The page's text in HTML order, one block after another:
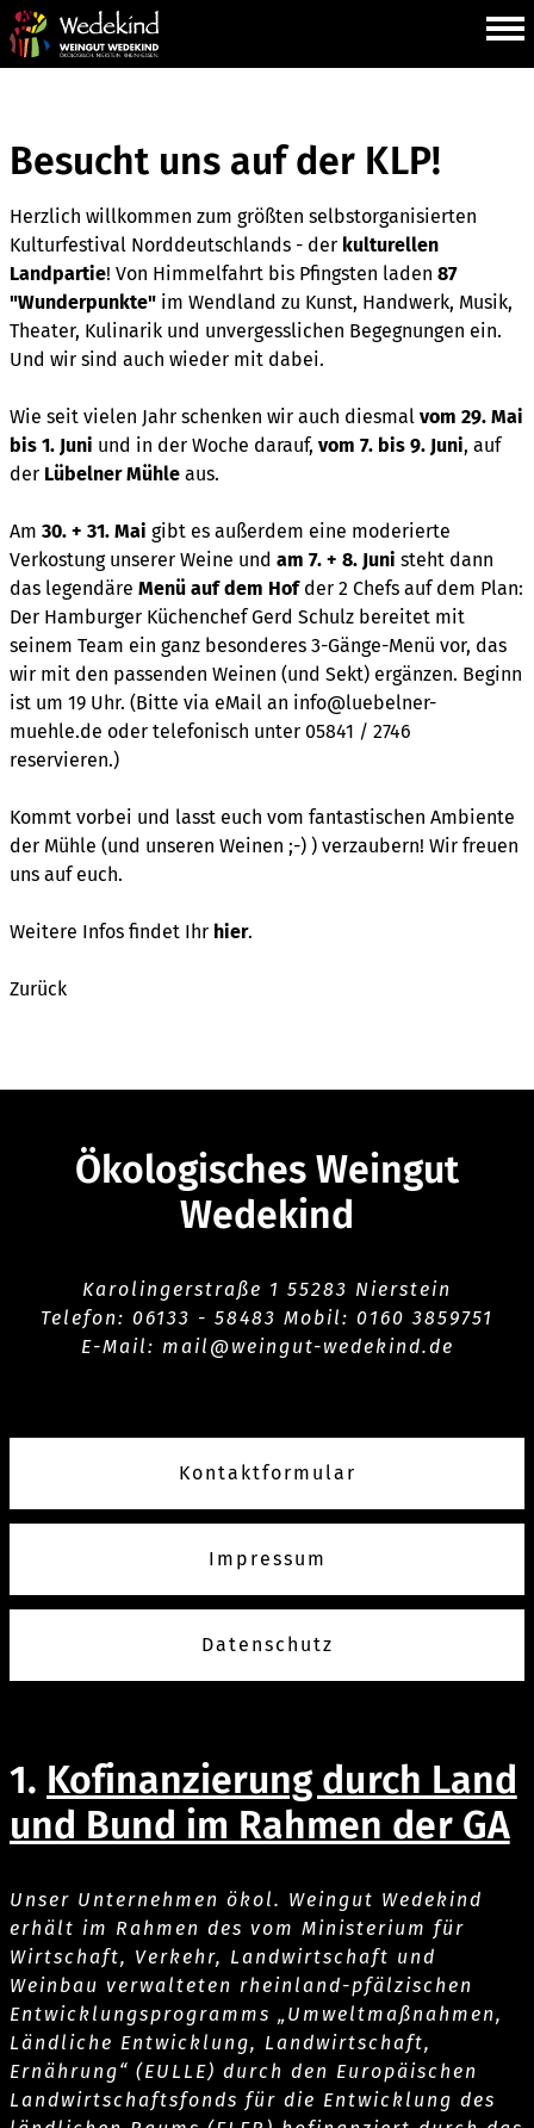
Besucht uns auf der KLP!
Herzlich willkommen zum größten selbstorganisierten
Kulturfestival Norddeutschlands - der kulturellen
Landpartie! Von Himmelfahrt bis Pfingsten laden 87
"Wunderpunkte" im Wendland zu Kunst, Handwerk, Musik,
Theater, Kulinarik und unvergesslichen Begegnungen ein.
Und wir sind auch wieder mit dabei.
Wie seit vielen Jahr schenken wir auch diesmal vom 29. Mai
bis 1. Juni und in der Woche darauf, vom 7. bis 9. Juni, auf
der Lübelner Mühle aus.
Am 30. + 31. Mai gibt es außerdem eine moderierte
Verkostung unserer Weine und am 7. + 8. Juni steht dann
das legendäre Menü auf dem Hofder 2 Chefs auf dem Plan:
Der Hamburger Küchenchef Gerd Schulz bereitet mit
seinem Team ein ganz besonderes 3-Gänge-Menü vor, das
wir mit den passenden Weinen (und Sekt) ergänzen. Beginn
ist um 19 Uhr. (Bitte via eMail an info@luebelner-
muehle.de oder telefonisch unter 05841 / 2746
reservieren.)
Kommt vorbei und lasst euch vom fantastischen Ambiente
der Mühle (und unseren Weinen ;-) ) verzaubern! Wir freuen
uns auf euch.
Weitere Infos findet Ihr hier.
Zurück
Ökologisches Weingut
Wedekind
Karolingerstraße 1 55283 Nierstein
Telefon: 06133 - 58483 Mobil: 0160 3859751
E-Mail: mail@weingut-wedekind.de
Kontaktformular
Impressum
Datenschutz
1. Kofinanzierung durch Land
und Bund im Rahmen der GA
Unser Unternehmen ökol. Weingut Wedekind
erhält im Rahmen des vom Ministerium für
Wirtschaft, Verkehr, Landwirtschaft und
Weinbau verwalteten rheinland-pfälzischen
Entwicklungsprogramms „Umweltmaßnahmen,
Ländliche Entwicklung, Landwirtschaft,
Ernährung“ (EULLE) durch den Europäischen
Landwirtschaftsfonds für die Entwicklung des